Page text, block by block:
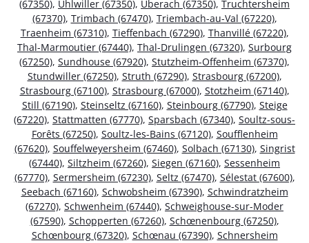
(67350), Uhlwiller (67350), Uberach (67350), Truchtersheim
(67370), Trimbach (67470), Triembach-au-Val (67220),
Traenheim (67310), Tieffenbach (67290), Thanvillé (67220),
Thal-Marmoutier (67440), Thal-Drulingen (67320), Surbourg
(67250), Sundhouse (67920), Stutzheim-Offenheim (67370),
Stundwiller (67250), Struth (67290), Strasbourg (67200),
Strasbourg (67100), Strasbourg (67000), Stotzheim (67140),
Still (67190), Steinseltz (67160), Steinbourg (67790), Steige
(67220), Stattmatten (67770), Sparsbach (67340), Soultz-sous-
Forêts (67250), Soultz-les-Bains (67120), Soufflenheim
(67620), Souffelweyersheim (67460), Solbach (67130), Singrist
(67440), Siltzheim (67260), Siegen (67160), Sessenheim
(67770), Sermersheim (67230), Seltz (67470), Sélestat (67600),
Seebach (67160), Schwobsheim (67390), Schwindratzheim
(67270), Schwenheim (67440), Schweighouse-sur-Moder
(67590), Schopperten (67260), Schœnenbourg (67250),
Schœnbourg (67320), Schœnau (67390), Schnersheim